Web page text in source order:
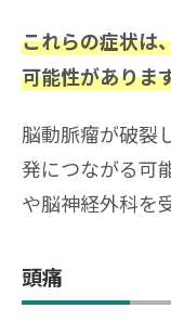
これらの症状は
可能性がありま
脳動脈瘤が破裂
発につながる可
や脳神経外科を
頭痛